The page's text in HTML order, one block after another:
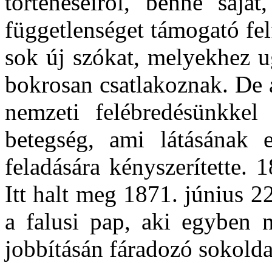
függetlenséget támogató
sok új szókat, melyekhez
bokrosan csatlakoznak. De
nemzeti
betegség, ami látásának
feladására kényszerítette.
Itt halt meg 1871. június
a falusi pap, aki egyben
jobbításán fáradozó